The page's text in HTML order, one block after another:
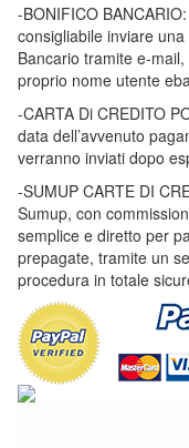
-BONIFICO
consigliabile inviare
Bancario tramite e-
proprio nome utente
-CARTA Di CREDITO
data dell’avvenuto
verranno inviati dopo
-SUMUP CARTE DI
Sumup, con
semplice e diretto per
prepagate, tramite un
procedura in totale